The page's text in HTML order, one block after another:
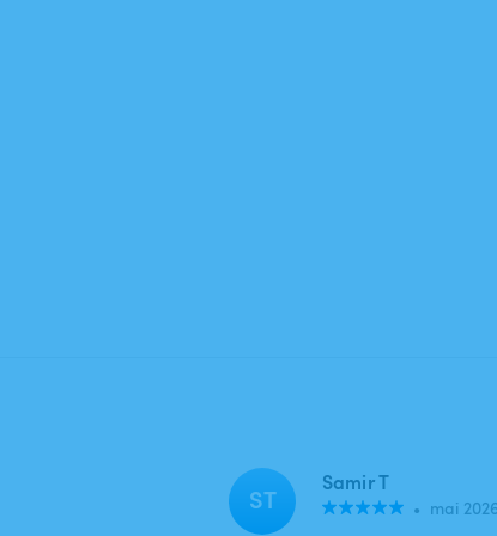
ST Samir T
• mai